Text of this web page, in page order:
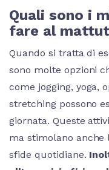
Quali sono i
fare al
Quando si tratta di
sono molte opzioni
come jogging, yoga,
stretching possono
giornata. Queste
ma stimolano
sfide quotidiane.